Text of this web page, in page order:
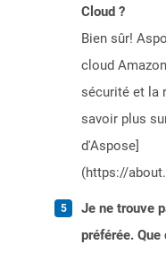
Cloud ?
Bien sûr!
cloud
sécurité et la
savoir plus
d'Aspose]
(https://
Je ne trouve
préférée.